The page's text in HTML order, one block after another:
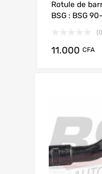
Rotule de
BSG : BSG
11.000 CFA